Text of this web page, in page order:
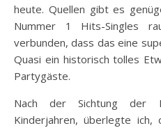
heute. Quellen gibt es
Nummer 1 Hits-Singles
verbunden, dass das eine
Quasi ein historisch tolles
Partygäste.
Nach der Sichtung der
Kinderjahren, überlegte ich,